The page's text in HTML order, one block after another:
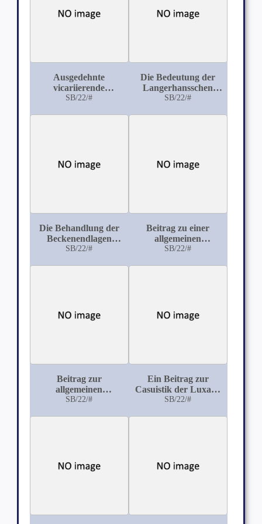
Ausgedehnte
vicariierende
Hyperplasie des linken
SB/22/#
Die Bedeutung der
Langerhansschen
Inseln im Pankreas
SB/22/#
Die Behandlung der
Beckenendlagen
durch die äußere
SB/22/#
Beitrag zu einer
allgemeinen
Entwicklungstheorie
SB/22/#
Beitrag zur
allgemeinen
progressiven Paralyse
SB/22/#
Ein Beitrag zur
Casuistik der Luxatio
femoris centralis
SB/22/#